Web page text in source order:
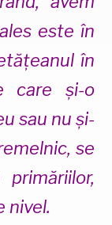
este în
în
care și-o
sau nu și-
se
nivel.